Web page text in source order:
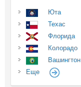
Юта
Техас
Флорида
Колорадо
Вашингтон
Еще